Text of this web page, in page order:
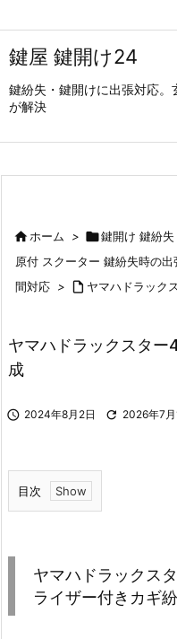
鍵屋 鍵開け24
鍵紛失・鍵開けに出張対応
が解決
ホーム > 鍵開け 鍵紛
原付 スクーター 鍵紛失時の
間対応 >  ヤマハドラック
ヤマハドラックスタ
成
 2024年8月2日  2026年7
目次
1.
ハ
ド
ヤマハドラック
ライザー付きカギ